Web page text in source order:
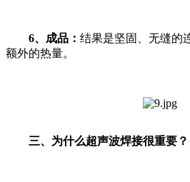
6、成品： 结果是坚固、无缝的
额外的热量。
三、为什么超声波焊接很重要？